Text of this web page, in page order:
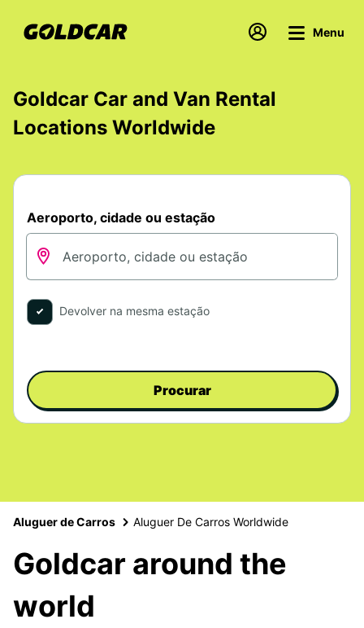
Menu
Goldcar Car and Van Rental
Locations Worldwide
Aeroporto, cidade ou estação
Devolver na mesma estação
Procurar
Aluguer de Carros Aluguer De Carros Worldwide
Goldcar around the
world